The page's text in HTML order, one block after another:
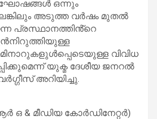
ഒന്നും
അടുത്ത വർഷം മുതൽ
പ്രസ്ഥാനത്തിൻ്റെ
വിവിധ
യുക്മ ദേശീയ ജനറല്‍
അറിയിച്ചു.
& മീഡിയ കോർഡിനേറ്റർ)